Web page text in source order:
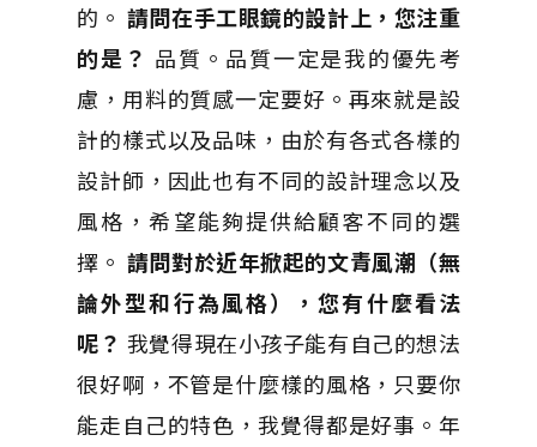
的。 請問在手工眼鏡的設計上，您注重
的是？ 品質。品質一定是我的優先考
慮，用料的質感一定要好。再來就是設
計的樣式以及品味，由於有各式各樣的
設計師，因此也有不同的設計理念以及
風格，希望能夠提供給顧客不同的選
擇。 請問對於近年掀起的文青風潮（無
論外型和行為風格），您有什麼看法
呢？ 我覺得現在小孩子能有自己的想法
很好啊，不管是什麼樣的風格，只要你
能走自己的特色，我覺得都是好事。年